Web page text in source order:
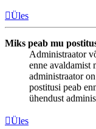
Üles
Miks peab mu
Administraator
enne avaldamist
administraator
postitusi peab
ühendust
Üles